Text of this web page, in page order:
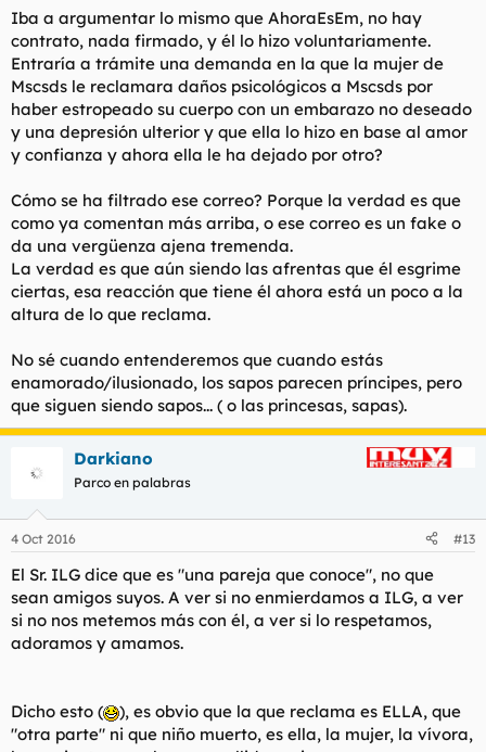
De no serle devuelto este dinero amenaza con ir al abogado (el
que tengo aquí colgado) para poner una demanda exigiendo
ese dinero. Dice, como medida de presión, que va a hacer
pública la deuda, que va a mandar esto a su trabajo para "que
se enteren de quién eres" y que ‘‘Mi siguiente paso tras la falta
de colaboración por su parte es contratar un investigador
privado, para poder tener la dirección de su cliente y proceder
a la denuncia por estafa’’. También está barajando la
posibilidad de ir a la madre de su ya ex pareja a reclamar esa
Discuss.
Iba a argumentar lo mismo que AhoraEsEm, no hay
contrato, nada firmado, y él lo hizo voluntariamente.
Entraría a trámite una demanda en la que la mujer de
Mscsds le reclamara daños psicológicos a Mscsds por
haber estropeado su cuerpo con un embarazo no deseado
y una depresión ulterior y que ella lo hizo en base al amor
y confianza y ahora ella le ha dejado por otro?
Cómo se ha filtrado ese correo? Porque la verdad es que
como ya comentan más arriba, o ese correo es un fake o
da una vergüenza ajena tremenda.
La verdad es que aún siendo las afrentas que él esgrime
ciertas, esa reacción que tiene él ahora está un poco a la
altura de lo que reclama.
No sé cuando entenderemos que cuando estás
enamorado/ilusionado, los sapos parecen príncipes, pero
que siguen siendo sapos... ( o las princesas, sapas).
Darkiano
Parco en palabras
4 Oct 2016 #13
El Sr. ILG dice que es "una pareja que conoce", no que
sean amigos suyos. A ver si no enmierdamos a ILG, a ver
si no nos metemos más con él, a ver si lo respetamos,
adoramos y amamos.
Dicho esto (
), es obvio que la que reclama es ELLA, que
"otra parte" ni que niño muerto, es ella, la mujer, la vívora,